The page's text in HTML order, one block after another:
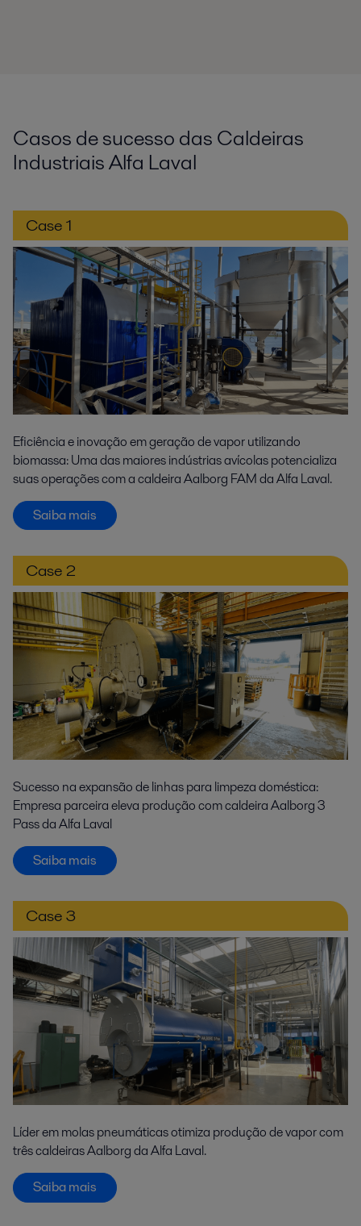
Casos de sucesso das Caldeiras
Industriais Alfa Laval
Case 1
Eficiência e inovação em geração de vapor utilizando
biomassa: Uma das maiores indústrias avícolas potencializa
suas operações com a caldeira Aalborg FAM da Alfa Laval.
Saiba mais
Case 2
Sucesso na expansão de linhas para limpeza doméstica:
Empresa parceira eleva produção com caldeira Aalborg 3
Pass da Alfa Laval
Saiba mais
Case 3
Líder em molas pneumáticas otimiza produção de vapor com
três caldeiras Aalborg da Alfa Laval.
Saiba mais